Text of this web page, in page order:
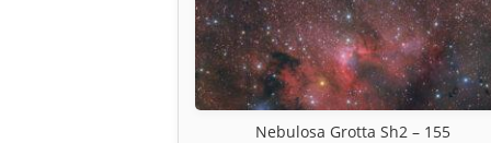
Nebulosa Grotta Sh2 – 155